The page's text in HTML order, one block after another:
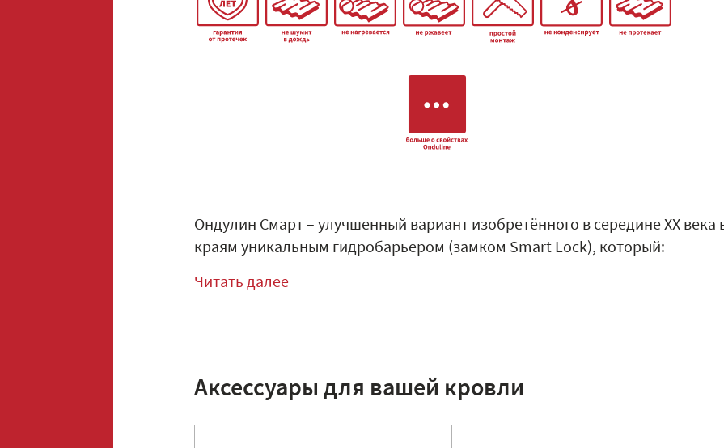
Ондулин Смарт – улучшенный вариант изобретённого в середине XX
краям уникальным гидробарьером (замком Smart Lock), который:
Читать далее
Аксессуары для вашей кровли